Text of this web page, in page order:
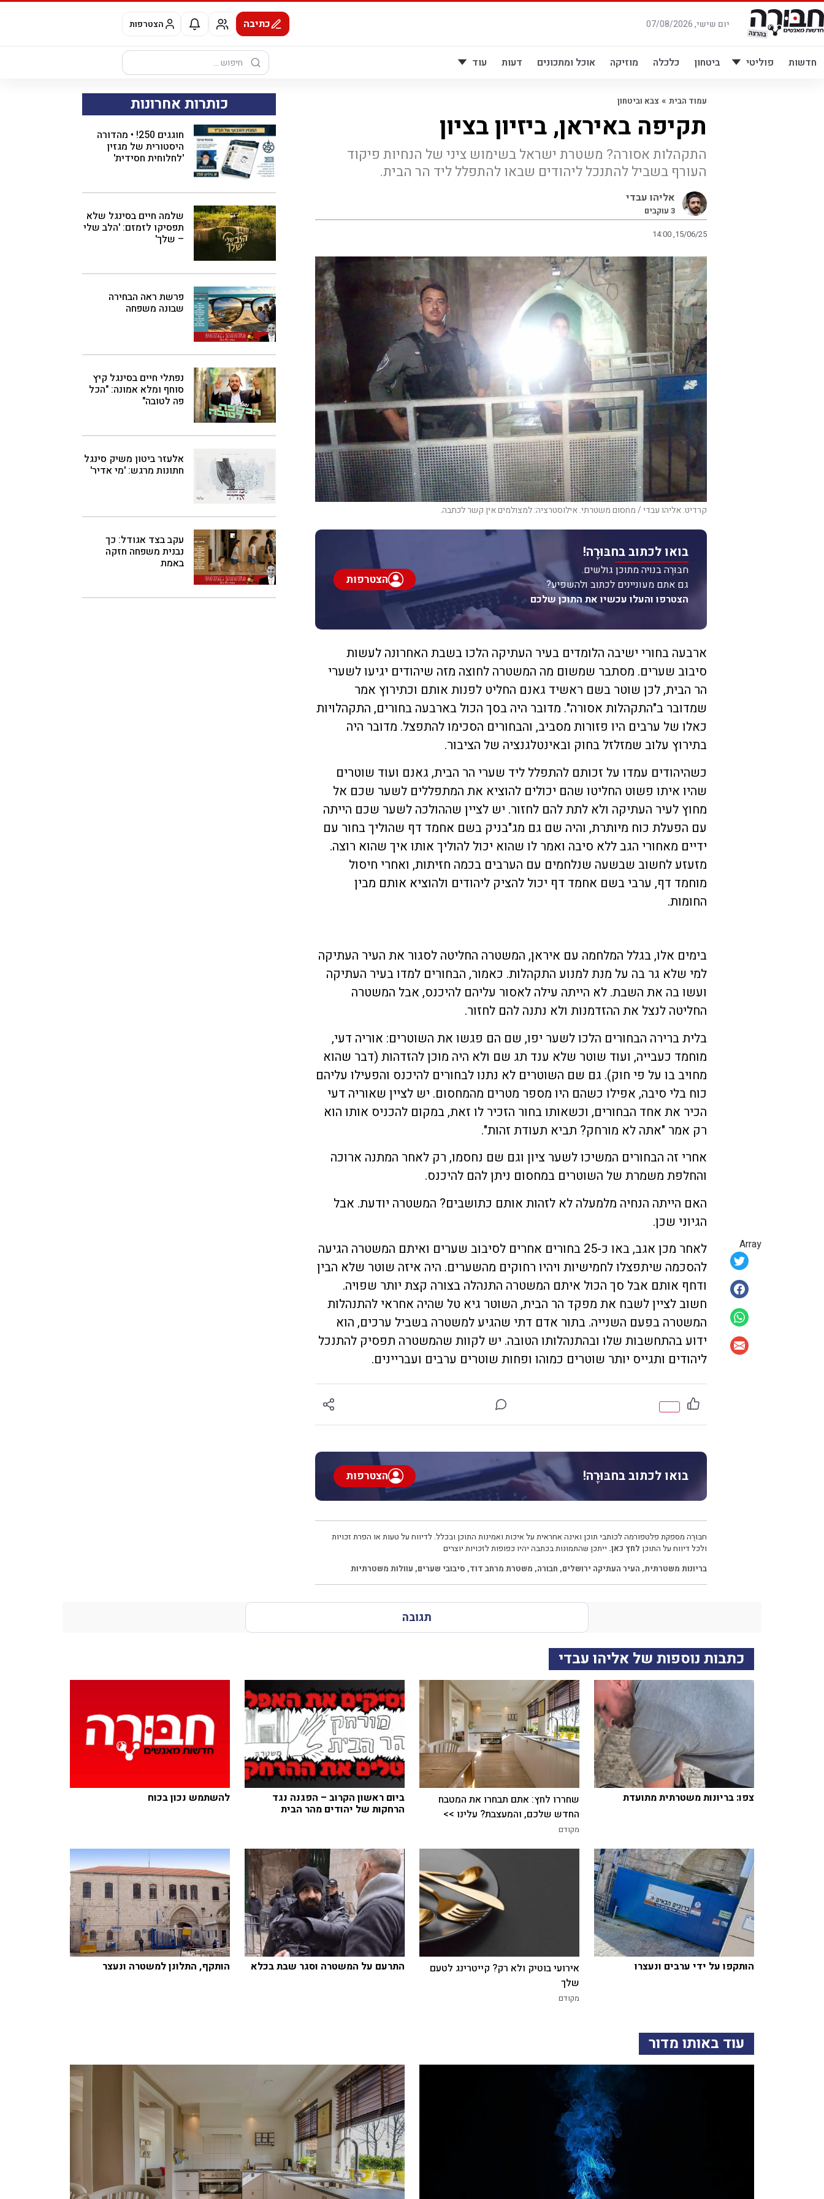
דלג
לתוכן
יום שישי, 07/08/2026 כתיבה הצטרפות
חדשות פוליטי ביטחון כלכלה מוזיקה אוכל ומתכונים דעות עוד
חיפוש:
Array
עמוד הבית » צבא וביטחון
תקיפה באיראן, ביזיון בציון
התקהלות אסורה? משטרת ישראל בשימוש ציני של הנחיות פיקוד
העורף בשביל להתנכל ליהודים שבאו להתפלל ליד הר הבית.
אליהו עבדי
3 עוקבים
14:00 ,15/06/25
קרדיט: אליהו עבדי / מחסום משטרתי. אילוסטרציה: למצולמים אין קשר לכתבה.
בואו לכתוב בחבּוּרֶה!
חבּוּרֶה בנויה מתוכן גולשים.
גם אתם מעוניינים לכתוב ולהשפיע?
הצטרפו והעלו עכשיו את התוכן שלכם
הצטרפות
ארבעה בחורי ישיבה הלומדים בעיר העתיקה הלכו בשבת האחרונה לעשות
סיבוב שערים. מסתבר שמשום מה המשטרה לחוצה מזה שיהודים יגיעו לשערי
הר הבית, לכן שוטר בשם ראשיד גאנם החליט לפנות אותם וכתירוץ אמר
שמדובר ב"התקהלות אסורה". מדובר היה בסך הכול בארבעה בחורים, התקהלויות
כאלו של ערבים היו פזורות מסביב, והבחורים הסכימו להתפצל. מדובר היה
בתירוץ עלוב שמזלזל בחוק ובאינטלגנציה של הציבור.
כשהיהודים עמדו על זכותם להתפלל ליד שערי הר הבית, גאנם ועוד שוטרים
שהיו איתו פשוט החליטו שהם יכולים להוציא את המתפללים לשער שכם אל
מחוץ לעיר העתיקה ולא לתת להם לחזור. יש לציין שההולכה לשער שכם הייתה
עם הפעלת כוח מיותרת, והיה שם גם מג"בניק בשם אחמד דף שהוליך בחור עם
ידיים מאחורי הגב ללא סיבה ואמר לו שהוא יכול להוליך אותו איך שהוא רוצה.
מזעזע לחשוב שבשעה שנלחמים עם הערבים בכמה חזיתות, ואחרי חיסול
מוחמד דף, ערבי בשם אחמד דף יכול להציק ליהודים ולהוציא אותם מבין
החומות.
בימים אלו, בגלל המלחמה עם איראן, המשטרה החליטה לסגור את העיר העתיקה
למי שלא גר בה על מנת למנוע התקהלות. כאמור, הבחורים למדו בעיר העתיקה
ועשו בה את השבת. לא הייתה עילה לאסור עליהם להיכנס, אבל המשטרה
החליטה לנצל את ההזדמנות ולא נתנה להם לחזור.
בלית ברירה הבחורים הלכו לשער יפו, שם הם פגשו את השוטרים: אוריה דעי,
מוחמד כעבייה, ועוד שוטר שלא ענד תג שם ולא היה מוכן להזדהות (דבר שהוא
מחויב בו על פי חוק). גם שם השוטרים לא נתנו לבחורים להיכנס והפעילו עליהם
כוח בלי סיבה, אפילו כשהם היו מספר מטרים מהמחסום. יש לציין שאוריה דעי
הכיר את אחד הבחורים, וכשאותו בחור הזכיר לו זאת, במקום להכניס אותו הוא
רק אמר "אתה לא מורחק? תביא תעודת זהות".
אחרי זה הבחורים המשיכו לשער ציון וגם שם נחסמו, רק לאחר המתנה ארוכה
והחלפת משמרת של השוטרים במחסום ניתן להם להיכנס.
האם הייתה הנחיה מלמעלה לא לזהות אותם כתושבים? המשטרה יודעת. אבל
הגיוני שכן.
לאחר מכן אגב, באו כ-25 בחורים אחרים לסיבוב שערים ואיתם המשטרה הגיעה
להסכמה שיתפצלו לחמישיות ויהיו רחוקים מהשערים. היה איזה שוטר שלא הבין
ודחף אותם אבל סך הכול איתם המשטרה התנהלה בצורה קצת יותר שפויה.
חשוב לציין לשבח את מפקד הר הבית, השוטר גיא טל שהיה אחראי להתנהלות
המשטרה בפעם השנייה. בתור אדם דתי שהגיע למשטרה בשביל ערכים, הוא
ידוע בהתחשבות שלו ובהתנהלותו הטובה. יש לקוות שהמשטרה תפסיק להתנכל
ליהודים ותגייס יותר שוטרים כמוהו ופחות שוטרים ערבים ועבריינים.
בואו לכתוב בחבּוּרֶה! הצטרפות
חבּוּרֶה מספקת פלטפורמה לכותבי תוכן ואינה אחראית על איכות ואמינות התוכן ובכלל. לדיווח על טעות או הפרת זכויות
ולכל דיווח על התוכן לחץ כאן. ייתכן שהתמונות בכתבה יהיו כפופות לזכויות יוצרים
בריונות משטרתית, העיר העתיקה ירושלים, חבורה, משטרת מרחב דוד, סיבובי שערים, עוולות משטרתיות
כותרות אחרונות
חוגגים 250! • מהדורה
היסטורית של מגזין
'לחלוחית חסידית'
שלמה חיים בסינגל שלא
תפסיקו לזמזם: 'הלב שלי
– שלך'
פרשת ראה הבחירה
שבונה משפחה
נפתלי חיים בסינגל קיץ
סוחף ומלא אמונה: "הכל
פה לטובה"
אלעזר ביטון משיק סינגל
חתונות מרגש: 'מי אדיר'
עקב בצד אגודל: כך
נבנית משפחה חזקה
באמת
תגובה
כתבות נוספות של אליהו עבדי
צפו: בריונות משטרתית מתועדת
שחררו לחץ: אתם תבחרו את המטבח
החדש שלכם, והמעצבת? עלינו >>
מקודם
ביום ראשון הקרוב – הפגנה נגד
הרחקות של יהודים מהר הבית
להשתמש נכון בכוח
הותקפו על ידי ערבים ונעצרו
אירועי בוטיק ולא רק? קייטרינג לטעם
שלך
מקודם
התרעם על המשטרה וסגר שבת בכלא הותקף, התלונן למשטרה ונעצר
עוד באותו מדור